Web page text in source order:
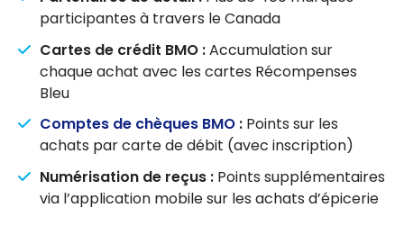
participantes à travers le Canada
Cartes de crédit BMO :Accumulation sur
chaque achat avec les cartes Récompenses
Bleu
Comptes de chèques BMO : Points sur les
achats par carte de débit (avec inscription)
Numérisation de reçus : Points supplémentaires
via l’application mobile sur les achats d’épicerie